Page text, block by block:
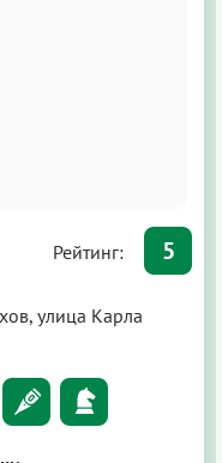
Рейтинг: 5
улица Карла